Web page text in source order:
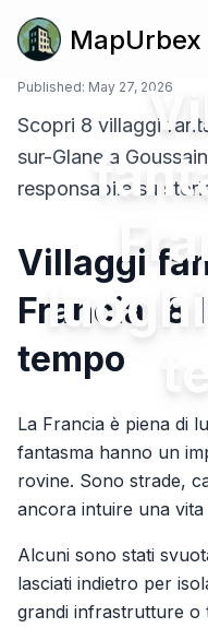
MapUrbex
Published: May 27, 2026
Scopri 8 villaggi
sur-Glane a
responsabile su
Villaggi
Francia: 8
tempo
La Francia è piena di
fantasma hanno un
rovine. Sono strade,
ancora intuire una
Alcuni sono stati
lasciati indietro per
grandi infrastrutture o